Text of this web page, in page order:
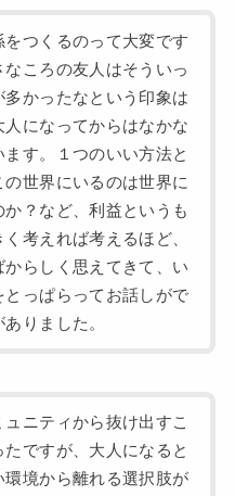
をつくるのって大変です
なころの友人はそういっ
多かったなという印象は
人になってからはなかな
す。１つのいい方法と
の世界にいるのは世界に
か？など、利益というも
考えれば考えるほど、
からしく思えてきて、い
とっぱらってお話しがで
りました。
ニティから抜け出すこ
たですが、大人になると
環境から離れる選択肢が